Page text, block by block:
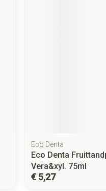
Eco Denta
Eco Denta
Vera&xyl. 75ml
€ 5,27